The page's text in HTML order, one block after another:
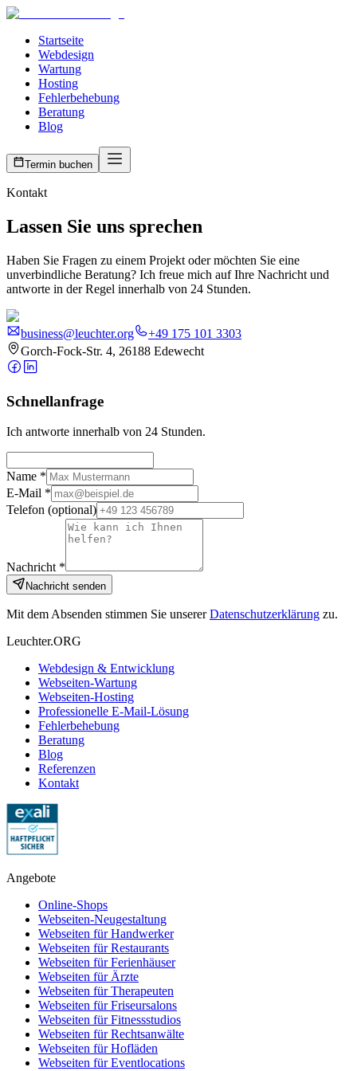
Startseite
Webdesign
Wartung
Hosting
Fehlerbehebung
Beratung
Blog
Termin buchen
Kontakt
Lassen Sie uns sprechen
Haben Sie Fragen zu einem Projekt oder möchten Sie eine
unverbindliche Beratung? Ich freue mich auf Ihre Nachricht und
antworte in der Regel innerhalb von 24 Stunden.
business@leuchter.org
+49 175 101 3303
Gorch-Fock-Str. 4, 26188 Edewecht
Schnellanfrage
Ich antworte innerhalb von 24 Stunden.
Name *
E-Mail *
Telefon (optional)
Nachricht *
Nachricht senden
Mit dem Absenden stimmen Sie unserer Datenschutzerklärung zu.
Leuchter.ORG
Webdesign & Entwicklung
Webseiten-Wartung
Webseiten-Hosting
Professionelle E-Mail-Lösung
Fehlerbehebung
Beratung
Blog
Referenzen
Kontakt
Angebote
Online-Shops
Webseiten-Neugestaltung
Webseiten für Handwerker
Webseiten für Restaurants
Webseiten für Ferienhäuser
Webseiten für Ärzte
Webseiten für Therapeuten
Webseiten für Friseursalons
Webseiten für Fitnessstudios
Webseiten für Rechtsanwälte
Webseiten für Hofläden
Webseiten für Eventlocations